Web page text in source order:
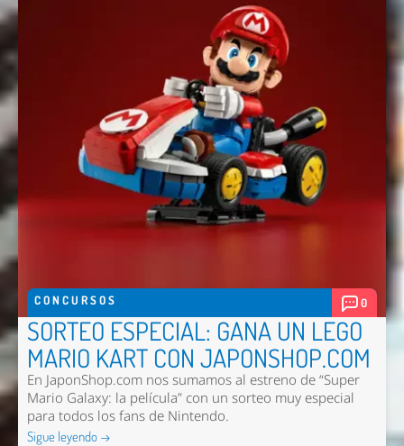
CONCURSOS 0
SORTEO ESPECIAL: GANA UN LEGO
MARIO KART CON JAPONSHOP.COM
En JaponShop.com nos sumamos al estreno de “Super
Mario Galaxy: la película” con un sorteo muy especial
para todos los fans de Nintendo.
Sigue leyendo →